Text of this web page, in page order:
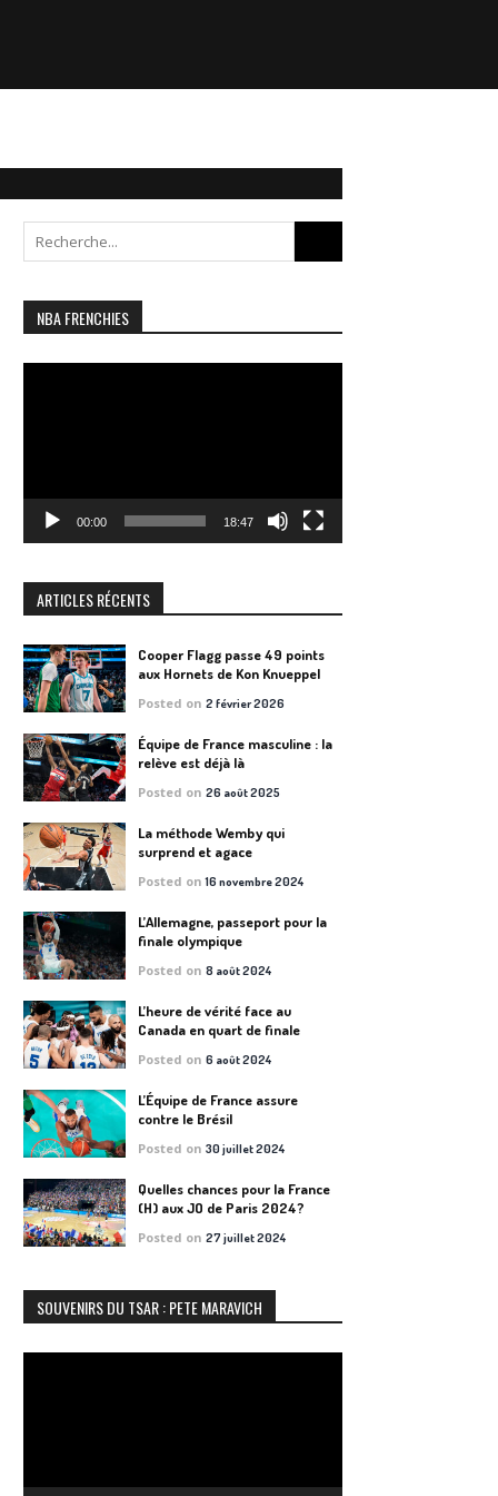
for:
NBA FRENCHIES
00:00 18:47
ARTICLES RÉCENTS
Cooper Flagg passe 49 points
aux Hornets de Kon Knueppel
Posted on2 février 2026
Équipe de France masculine : la
relève est déjà là
Posted on26 août 2025
La méthode Wemby qui
surprend et agace
Posted on16 novembre 2024
L’Allemagne, passeport pour la
finale olympique
Posted on8 août 2024
L’heure de vérité face au
Canada en quart de finale
Posted on6 août 2024
L’Équipe de France assure
contre le Brésil
Posted on30 juillet 2024
Quelles chances pour la France
(H) aux JO de Paris 2024?
Posted on27 juillet 2024
SOUVENIRS DU TSAR : PETE MARAVICH